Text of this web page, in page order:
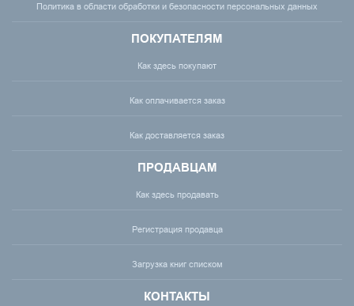
Политика в области обработки и безопасности персональных данных
ПОКУПАТЕЛЯМ
Как здесь покупают
Как оплачивается заказ
Как доставляется заказ
ПРОДАВЦАМ
Как здесь продавать
Регистрация продавца
Загрузка книг списком
КОНТАКТЫ